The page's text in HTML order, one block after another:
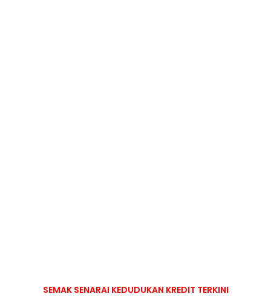
SEMAK SENARAI KEDUDUKAN KREDIT TERKINI